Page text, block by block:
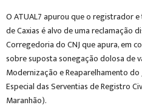
O ATUAL7 apurou que o registrador
de Caxias é alvo de uma reclamação
Corregedoria do CNJ que apura, em
sobre suposta sonegação dolosa de
Modernização e Reaparelhamento do
Especial das Serventias de Registro
Maranhão).